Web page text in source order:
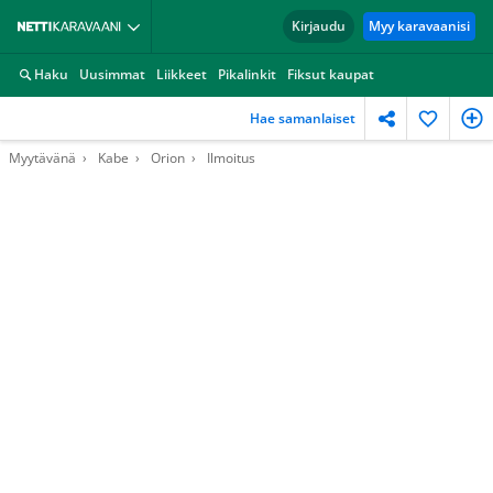
Kirjaudu Myy karavaanisi
Haku Uusimmat Liikkeet Pikalinkit Fiksut kaupat
Hae samanlaiset
Myytävänä Kabe Orion Ilmoitus